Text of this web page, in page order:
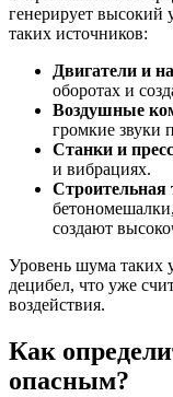
генерирует высокий
таких источников:
Двигатели и
оборотах и
Воздушные
громкие звуки
Станки и
и вибрациях.
Строительная
создают
Уровень шума таких
децибел, что уже
воздействия.
Как
опасным?